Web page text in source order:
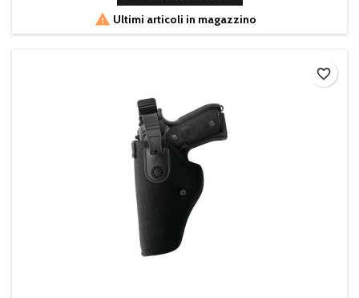
 Ultimi articoli in magazzino
favorite_border